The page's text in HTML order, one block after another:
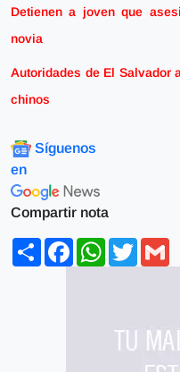
Detienen a joven que
novia
Autoridades de El Salvador
chinos
Síguenos
en
Compartir nota
ShareFacebookWhatsApp
Twitter